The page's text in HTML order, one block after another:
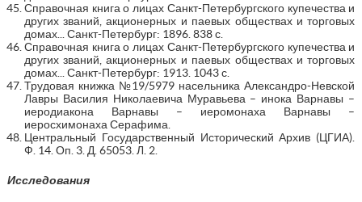
Справочная книга о лицах Санкт-Петербургского купечества и
других званий, акционерных и паевых обществах и торговых
домах... Санкт-Петербург: 1896. 838 с.
Справочная книга о лицах Санкт-Петербургского купечества и
других званий, акционерных и паевых обществах и торговых
домах... Санкт-Петербург: 1913. 1043 с.
Трудовая книжка №19/5979 насельника Александро-Невской
Лавры Василия Николаевича Муравьева – инока Варнавы –
иеродиакона Варнавы – иеромонаха Варнавы –
иеросхимонаха Серафима.
Центральный Государственный Исторический Архив (ЦГИА).
Ф. 14. Оп. 3. Д. 65053. Л. 2.
Исследования